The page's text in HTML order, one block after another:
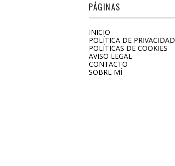
PÁGINAS
INICIO
POLÍTICA DE PRIVACIDAD
POLÍTICAS DE COOKIES
AVISO LEGAL
CONTACTO
SOBRE MÍ